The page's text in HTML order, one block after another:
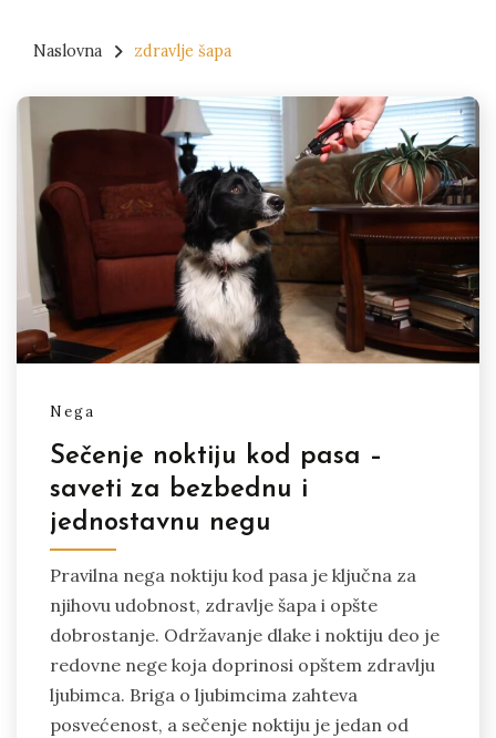
Naslovna zdravlje šapa
Nega
Sečenje noktiju kod pasa –
saveti za bezbednu i
jednostavnu negu
Pravilna nega noktiju kod pasa je ključna za
njihovu udobnost, zdravlje šapa i opšte
dobrostanje. Održavanje dlake i noktiju deo je
redovne nege koja doprinosi opštem zdravlju
ljubimca. Briga o ljubimcima zahteva
posvećenost, a sečenje noktiju je jedan od